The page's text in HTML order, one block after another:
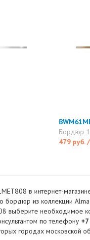
Бордюр
479 руб.
в интернет-
бордюр из коллекции
выберите необходимое
по телефону
городах московской